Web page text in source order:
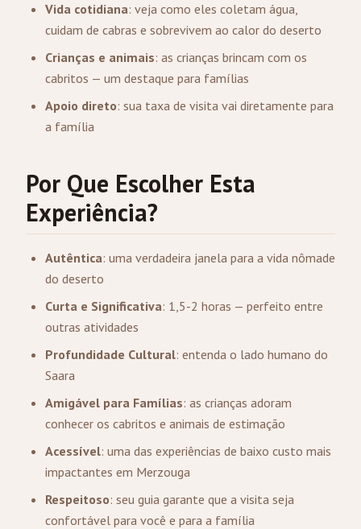
Vida cotidiana: veja como eles coletam água,
cuidam de cabras e sobrevivem ao calor do deserto
Crianças e animais: as crianças brincam com os
cabritos — um destaque para famílias
Apoio direto: sua taxa de visita vai diretamente para
a família
Por Que Escolher Esta
Experiência?
Autêntica: uma verdadeira janela para a vida nômade
do deserto
Curta e Significativa: 1,5-2 horas — perfeito entre
outras atividades
Profundidade Cultural: entenda o lado humano do
Saara
Amigável para Famílias: as crianças adoram
conhecer os cabritos e animais de estimação
Acessível: uma das experiências de baixo custo mais
impactantes em Merzouga
Respeitoso: seu guia garante que a visita seja
confortável para você e para a família